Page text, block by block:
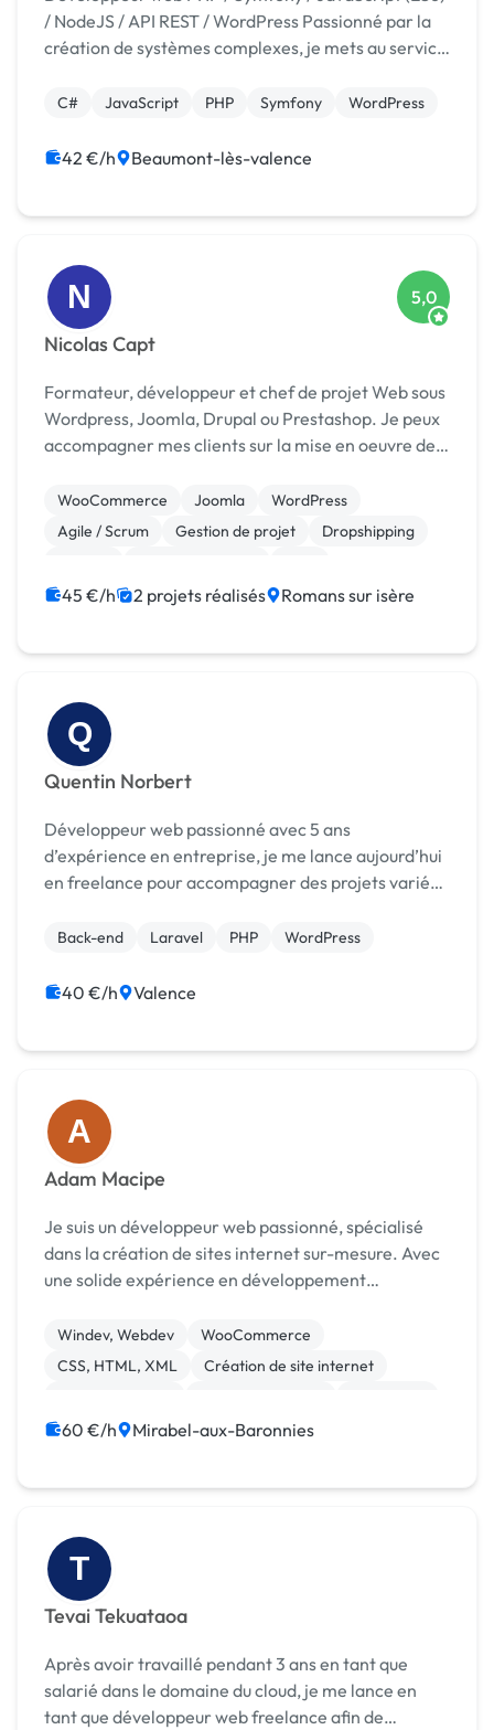
/ NodeJS / API REST / WordPress Passionné par la
création de systèmes complexes, je mets au service
agence web pour concevoir des outils stables, pe...
C# JavaScript PHP Symfony WordPress
42 €/h Beaumont-lès-valence
N
Nicolas Capt
5,0
Formateur, développeur et chef de projet Web sous
Wordpress, Joomla, Drupal ou Prestashop. Je peux
accompagner mes clients sur la mise en oeuvre de
en autonomie de la vie de leurs sites. - Créat...
WooCommerce Joomla
WordPress
Agile / Scrum
Gestion de projet
Dropshipping
Création de site internet
45 €/h 2 projets réalisés Romans sur isère
Q
Quentin Norbert
Développeur web passionné avec 5 ans
d’expérience en entreprise, je me lance aujourd’hui
en freelance pour accompagner des projets variés,
web sur mesure. Mon parcours m’a permis de
Back-end Laravel PHP WordPress
40 €/h Valence
A
Adam Macipe
Je suis un développeur web passionné, spécialisé
dans la création de sites internet sur-mesure. Avec
une solide expérience en développement
solutions web innovantes et performantes pour
répondre aux bes...
Windev, Webdev
WooCommerce
CSS, HTML, XML
Création de site internet
Animation 3D
Logo
60 €/h Mirabel-aux-Baronnies
T
Tevai Tekuataoa
Après avoir travaillé pendant 3 ans en tant que
salarié dans le domaine du cloud, je me lance en
tant que développeur web freelance afin de